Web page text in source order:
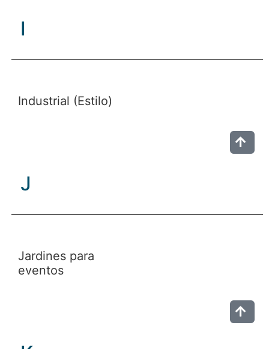
I
Industrial (Estilo)
J
Jardines para
eventos